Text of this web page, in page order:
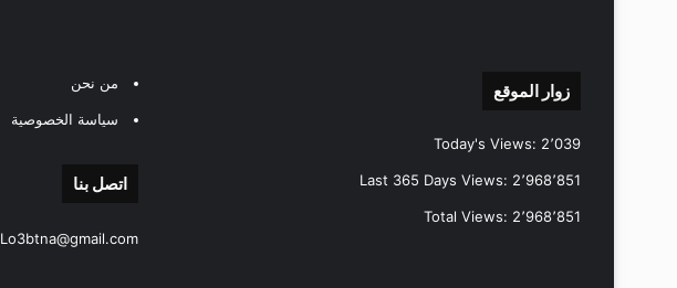
زوار الموقع
Today's Views: 2٬039
Last 365 Days Views: 2٬968٬851
Total Views: 2٬968٬851
من نحن
سياسة الخصوصية
اتصل بنا
Lo3btna@gmail.com